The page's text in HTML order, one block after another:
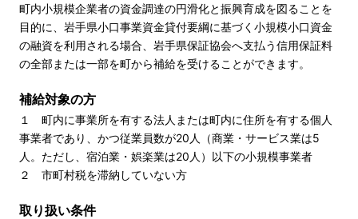
町内小規模企業者の資金調達の円滑化と振興育成を図ることを
目的に、岩手県小口事業資金貸付要綱に基づく小規模小口資金
の融資を利用される場合、岩手県保証協会へ支払う信用保証料
の全部または一部を町から補給を受けることができます。
補給対象の方
１ 町内に事業所を有する法人または町内に住所を有する個人
事業者であり、かつ従業員数が20人（商業・サービス業は5
人。ただし、宿泊業・娯楽業は20人）以下の小規模事業者
２ 市町村税を滞納していない方
取り扱い条件